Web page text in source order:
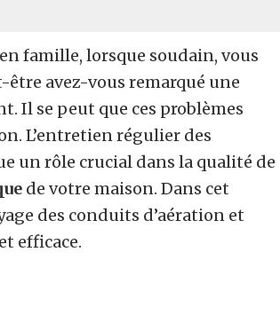
famille, lorsque soudain, vous
avez-vous remarqué une
Il se peut que ces problèmes
L’entretien régulier des
un rôle crucial dans la qualité de
de votre maison. Dans cet
des conduits d’aération et
efficace.